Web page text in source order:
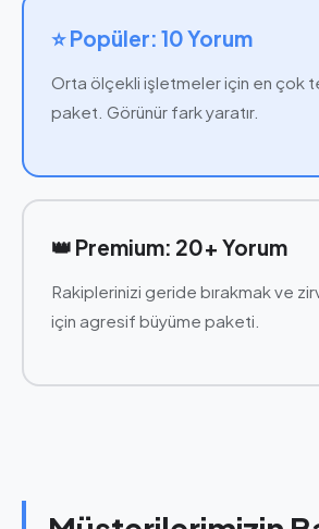
⭐ Popüler: 10 Yorum
Orta ölçekli işletmeler için en çok
paket. Görünür fark yaratır.
👑 Premium: 20+ Yorum
Rakiplerinizi geride bırakmak ve
için agresif büyüme paketi.